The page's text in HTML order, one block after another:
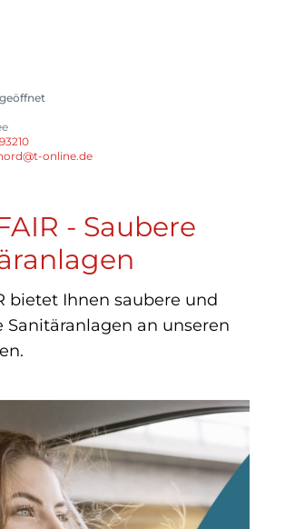
online.de
- Saubere
bietet Ihnen saubere und
Sanitäranlagen an unseren